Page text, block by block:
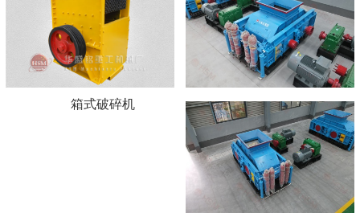
箱式破碎机